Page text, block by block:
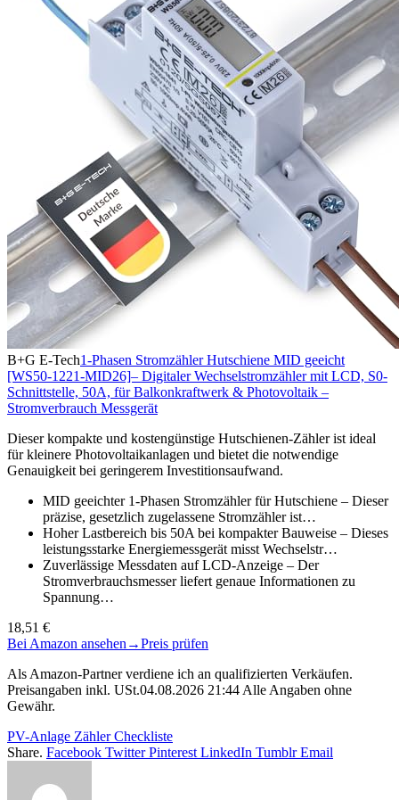
B+G E-Tech1-Phasen Stromzähler Hutschiene MID geeicht
[WS50-1221-MID26]– Digitaler Wechselstromzähler mit LCD, S0-
Schnittstelle, 50A, für Balkonkraftwerk & Photovoltaik –
Stromverbrauch Messgerät
Dieser kompakte und kostengünstige Hutschienen-Zähler ist ideal
für kleinere Photovoltaikanlagen und bietet die notwendige
Genauigkeit bei geringerem Investitionsaufwand.
MID geeichter 1-Phasen Stromzähler für Hutschiene – Dieser
präzise, gesetzlich zugelassene Stromzähler ist…
Hoher Lastbereich bis 50A bei kompakter Bauweise – Dieses
leistungsstarke Energiemessgerät misst Wechselstr…
Zuverlässige Messdaten auf LCD-Anzeige – Der
Stromverbrauchsmesser liefert genaue Informationen zu
Spannung…
18,51 €
Bei Amazon ansehen →Preis prüfen
Als Amazon-Partner verdiene ich an qualifizierten Verkäufen.
Preisangaben inkl. USt.04.08.2026 21:44 Alle Angaben ohne
Gewähr.
PV-Anlage Zähler Checkliste
Share. Facebook Twitter Pinterest LinkedIn Tumblr Email